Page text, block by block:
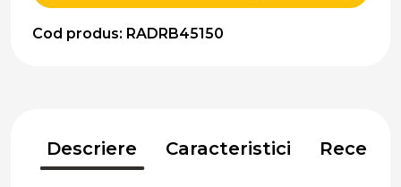
Cod produs: RADRB45150
Descriere Caracteristici